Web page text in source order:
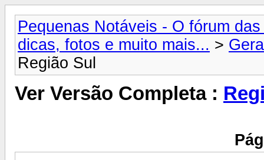
Pequenas Notáveis - O fórum
dicas, fotos e muito mais... >
Região Sul
Ver Versão Completa :